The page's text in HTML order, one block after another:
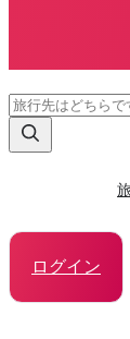
ログイン